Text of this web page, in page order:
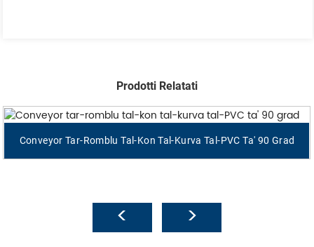
Prodotti Relatati
Conveyor Tar-Romblu Tal-Kon Tal-Kurva Tal-PVC Ta' 90 Grad